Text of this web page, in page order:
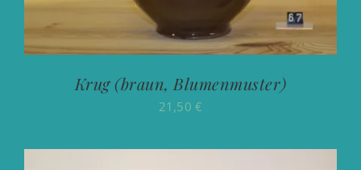
Krug (braun, Blumenmuster)
21,50€